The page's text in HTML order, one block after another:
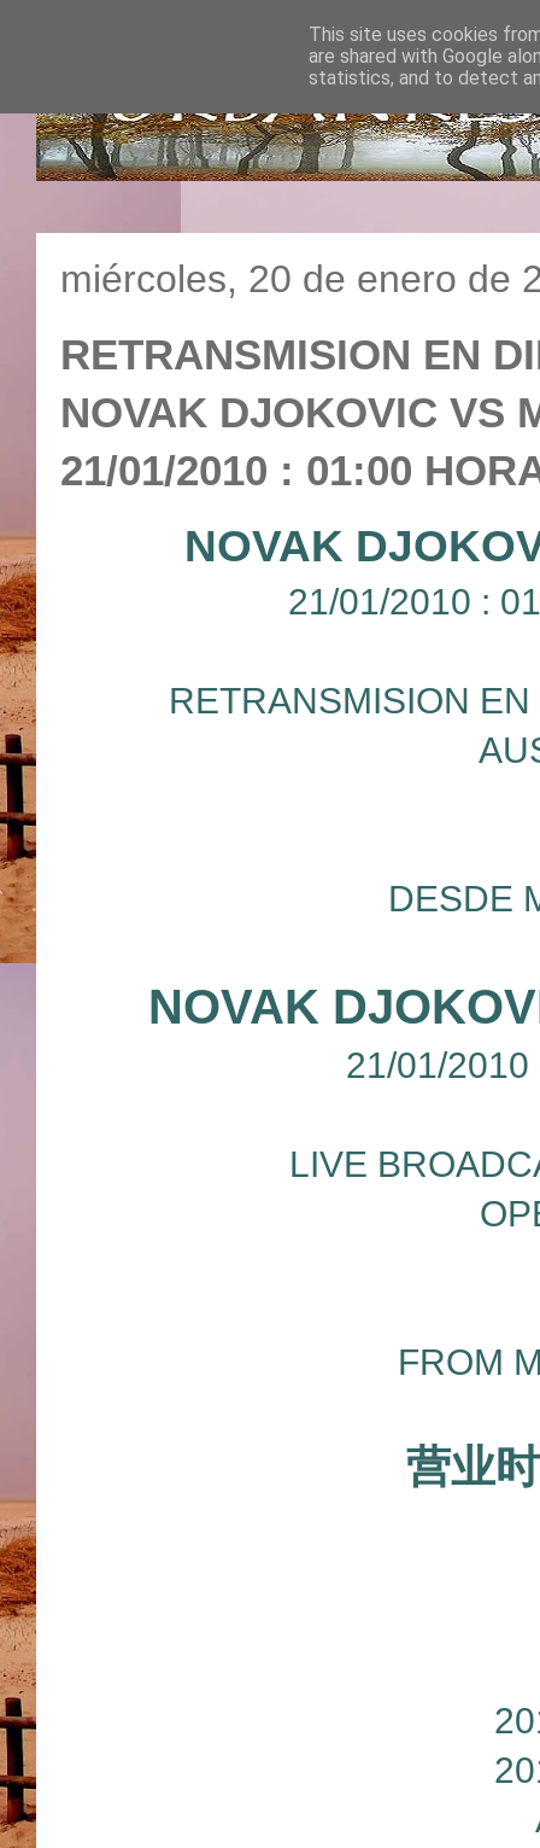
miércoles, 20 de enero de
RETRANSMISION EN
NOVAK DJOKOVIC VS
21/01/2010 : 01:00
NOVAK
21/01/2010 :
RETRANSMISION
DESDE
NOVAK
21/01/2010
LIVE
FROM
营业
This site uses cookies
are shared with Google
statistics, and to detect